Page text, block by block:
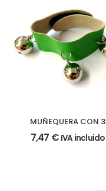
MUÑEQUERA CON 3
CASCABELES
7,47 € IVA incluido